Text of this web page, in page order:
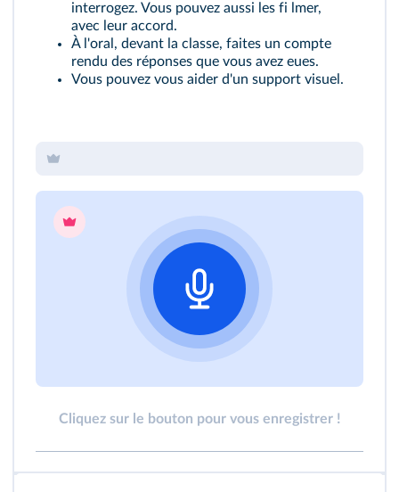
interrogez. Vous pouvez aussi les fi lmer,
avec leur accord.
À l'oral, devant la classe, faites un compte
rendu des réponses que vous avez eues.
Vous pouvez vous aider d'un support visuel.
Cliquez sur le bouton pour vous enregistrer !